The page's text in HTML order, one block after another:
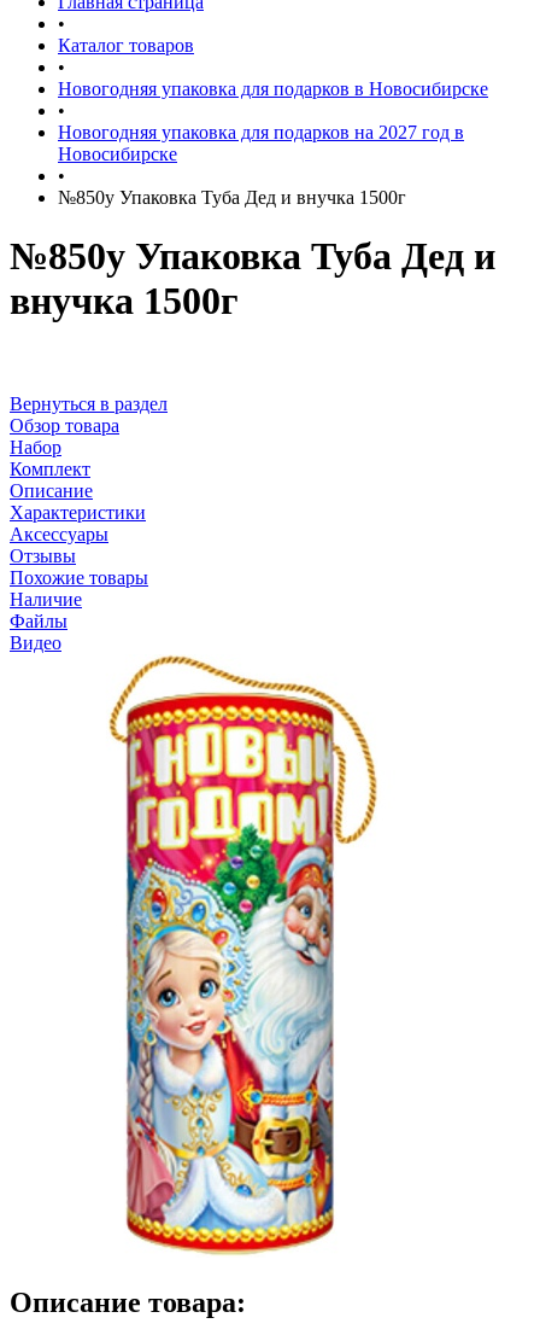
•
Каталог товаров
•
Новогодняя упаковка для подарков в Новосибирске
•
Новогодняя упаковка для подарков на 2027 год в
Новосибирске
•
№850у Упаковка Туба Дед и внучка 1500г
№850у Упаковка Туба Дед и
внучка 1500г
Вернуться в раздел
Обзор товара
Набор
Комплект
Описание
Характеристики
Аксессуары
Отзывы
Похожие товары
Наличие
Файлы
Видео
Описание товара: